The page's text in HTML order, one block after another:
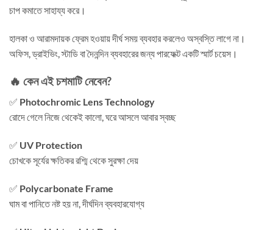
চাপ কমাতে সাহায্য করে।
হালকা ও আরামদায়ক ফ্রেম হওয়ায় দীর্ঘ সময় ব্যবহার করলেও অস্বস্তি লাগে না।
অফিস, ড্রাইভিং, স্টাডি বা দৈনন্দিন ব্যবহারের জন্য পারফেক্ট একটি স্মার্ট চয়েস।
🔥 কেন এই চশমাটি নেবেন?
✅ Photochromic Lens Technology
রোদে গেলে নিজে থেকেই কালো, ঘরে আসলে আবার স্বচ্ছ
✅ UV Protection
চোখকে সূর্যের ক্ষতিকর রশ্মি থেকে সুরক্ষা দেয়
✅ Polycarbonate Frame
ঘাম বা পানিতে নষ্ট হয় না, দীর্ঘদিন ব্যবহারযোগ্য